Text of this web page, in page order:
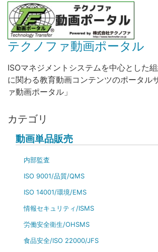
テクノファ動画ポータル
ISOマネジメントシステムを中心とした
に関わる教育動画コンテンツのポータル
ァ動画ポータル」
カテゴリ
動画単品販売
内部監査
ISO 9001/品質/QMS
ISO 14001/環境/EMS
情報セキュリティ/ISMS
労働安全衛生/OHSMS
食品安全/ISO 22000/JFS